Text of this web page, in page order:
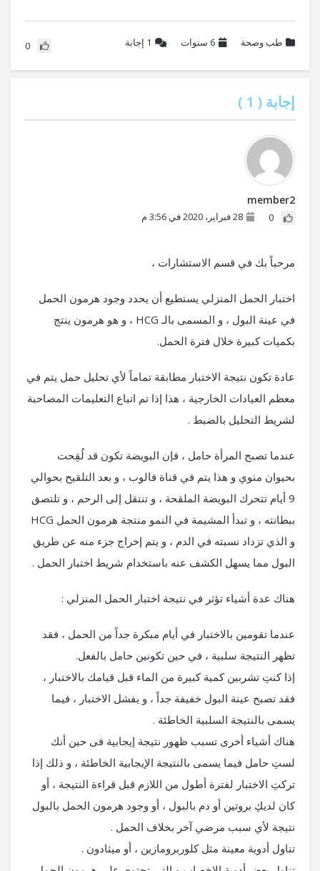
طب وصحة 6 سنوات 1 إجابة 0
إجابة ( 1
)
member2
0 28 فبراير، 2020 في 3:56 م
مرحباً بك في قسم الاستشارات ،
اختبار الحمل المنزلي يستطيع أن يحدد وجود هرمون الحمل
في عينة البول ، و المسمى بالـ HCG ، و هو هرمون ينتج
بكميات كبيرة خلال فترة الحمل.
عادة تكون نتيجة الاختبار مطابقة تماماً لأي تحليل حمل يتم في
معظم العيادات الخارجية ، هذا إذا تم اتباع التعليمات المصاحبة
لشريط التحليل بالضبط .
عندما تصبح المرأة حامل ، فإن البويضة تكون قد لُقِحت
بحيوان منوي و هذا يتم في قناة فالوب ، و بعد التلقيح بحوالي
9 أيام تتحرك البويضة الملقحة ، و تنتقل إلى الرحم ، و تلتصق
ببطانته ، و تبدأ المشيمة في النمو منتجة هرمون الحمل HCG
و الذي تزداد نسبته في الدم ، و يتم إخراج جزء منه عن طريق
البول مما يسهل الكشف عنه باستخدام شريط اختبار الحمل .
هناك عدة أشياء تؤثر في نتيجة اختبار الحمل المنزلي :
عندما تقومين بالاختبار في أيام مبكرة جداً من الحمل ، فقد
تظهر النتيجة سلبية ، في حين تكونين حامل بالفعل.
إذا كنتِ تشربين كمية كبيرة من الماء قبل قيامك بالاختبار ،
فقد تصبح عينة البول خفيفة جداً ، و يفشل الاختبار ، فيما
يسمى بالنتيجة السلبية الخاطئة .
هناك أشياء أخرى تسبب ظهور نتيجة إيجابية فى حين أنك
لستِ حامل فيما يسمى بالنتيجة الإيجابية الخاطئة ، و ذلك إذا
تركتِ الاختبار لفترة أطول من اللازم قبل قراءة النتيجة ، أو
كان لديكِ بروتين أو دم بالبول ، أو وجود هرمون الحمل بالبول
نتيجة لأي سبب مرضي آخر بخلاف الحمل .
تناول أدوية معينة مثل كلوربرومازين ، أو ميثادون .